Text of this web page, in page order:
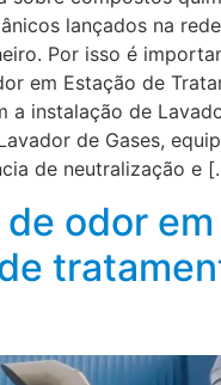
lançados na
Por isso é
em Estação de
a instalação de
de Gases,
de neutralização e
odor em